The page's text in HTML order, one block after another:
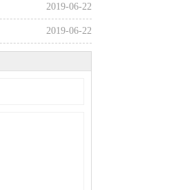
2019-06-22
2019-06-22